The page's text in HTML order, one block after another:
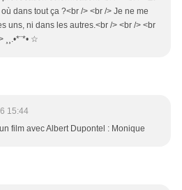
dans tout ça ?<br /> <br /> Je ne me
uns, ni dans les autres.<br /> <br /> <br
☆
15:44
film avec Albert Dupontel : Monique